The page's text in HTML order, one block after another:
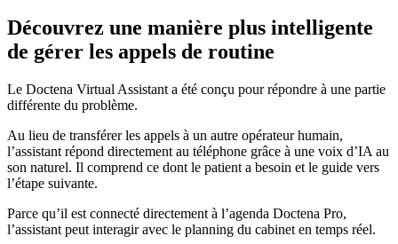
Découvrez une manière plus intelligente
de gérer les appels de routine
Le Doctena Virtual Assistant a été conçu pour répondre à une partie
différente du problème.
Au lieu de transférer les appels à un autre opérateur humain,
l’assistant répond directement au téléphone grâce à une voix d’IA au
son naturel. Il comprend ce dont le patient a besoin et le guide vers
l’étape suivante.
Parce qu’il est connecté directement à l’agenda Doctena Pro,
l’assistant peut interagir avec le planning du cabinet en temps réel.